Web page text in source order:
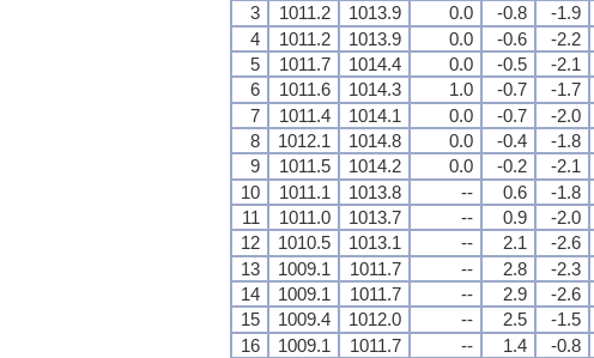
3
1011.2 1013.9 0.0 -0.8 -1.9
4
1011.2 1013.9 0.0 -0.6 -2.2
5
1011.7 1014.4 0.0 -0.5 -2.1
6
1011.6 1014.3 1.0 -0.7 -1.7
7
1011.4 1014.1 0.0 -0.7 -2.0
8
1012.1 1014.8 0.0 -0.4 -1.8
9
1011.5 1014.2 0.0 -0.2 -2.1
10
1011.1 1013.8 -- 0.6 -1.8
11
1011.0 1013.7 -- 0.9 -2.0
12
1010.5 1013.1 -- 2.1 -2.6
13
1009.1 1011.7 -- 2.8 -2.3
14
1009.1 1011.7 -- 2.9 -2.6
15
1009.4 1012.0 -- 2.5 -1.5
16
1009.1 1011.7 -- 1.4 -0.8